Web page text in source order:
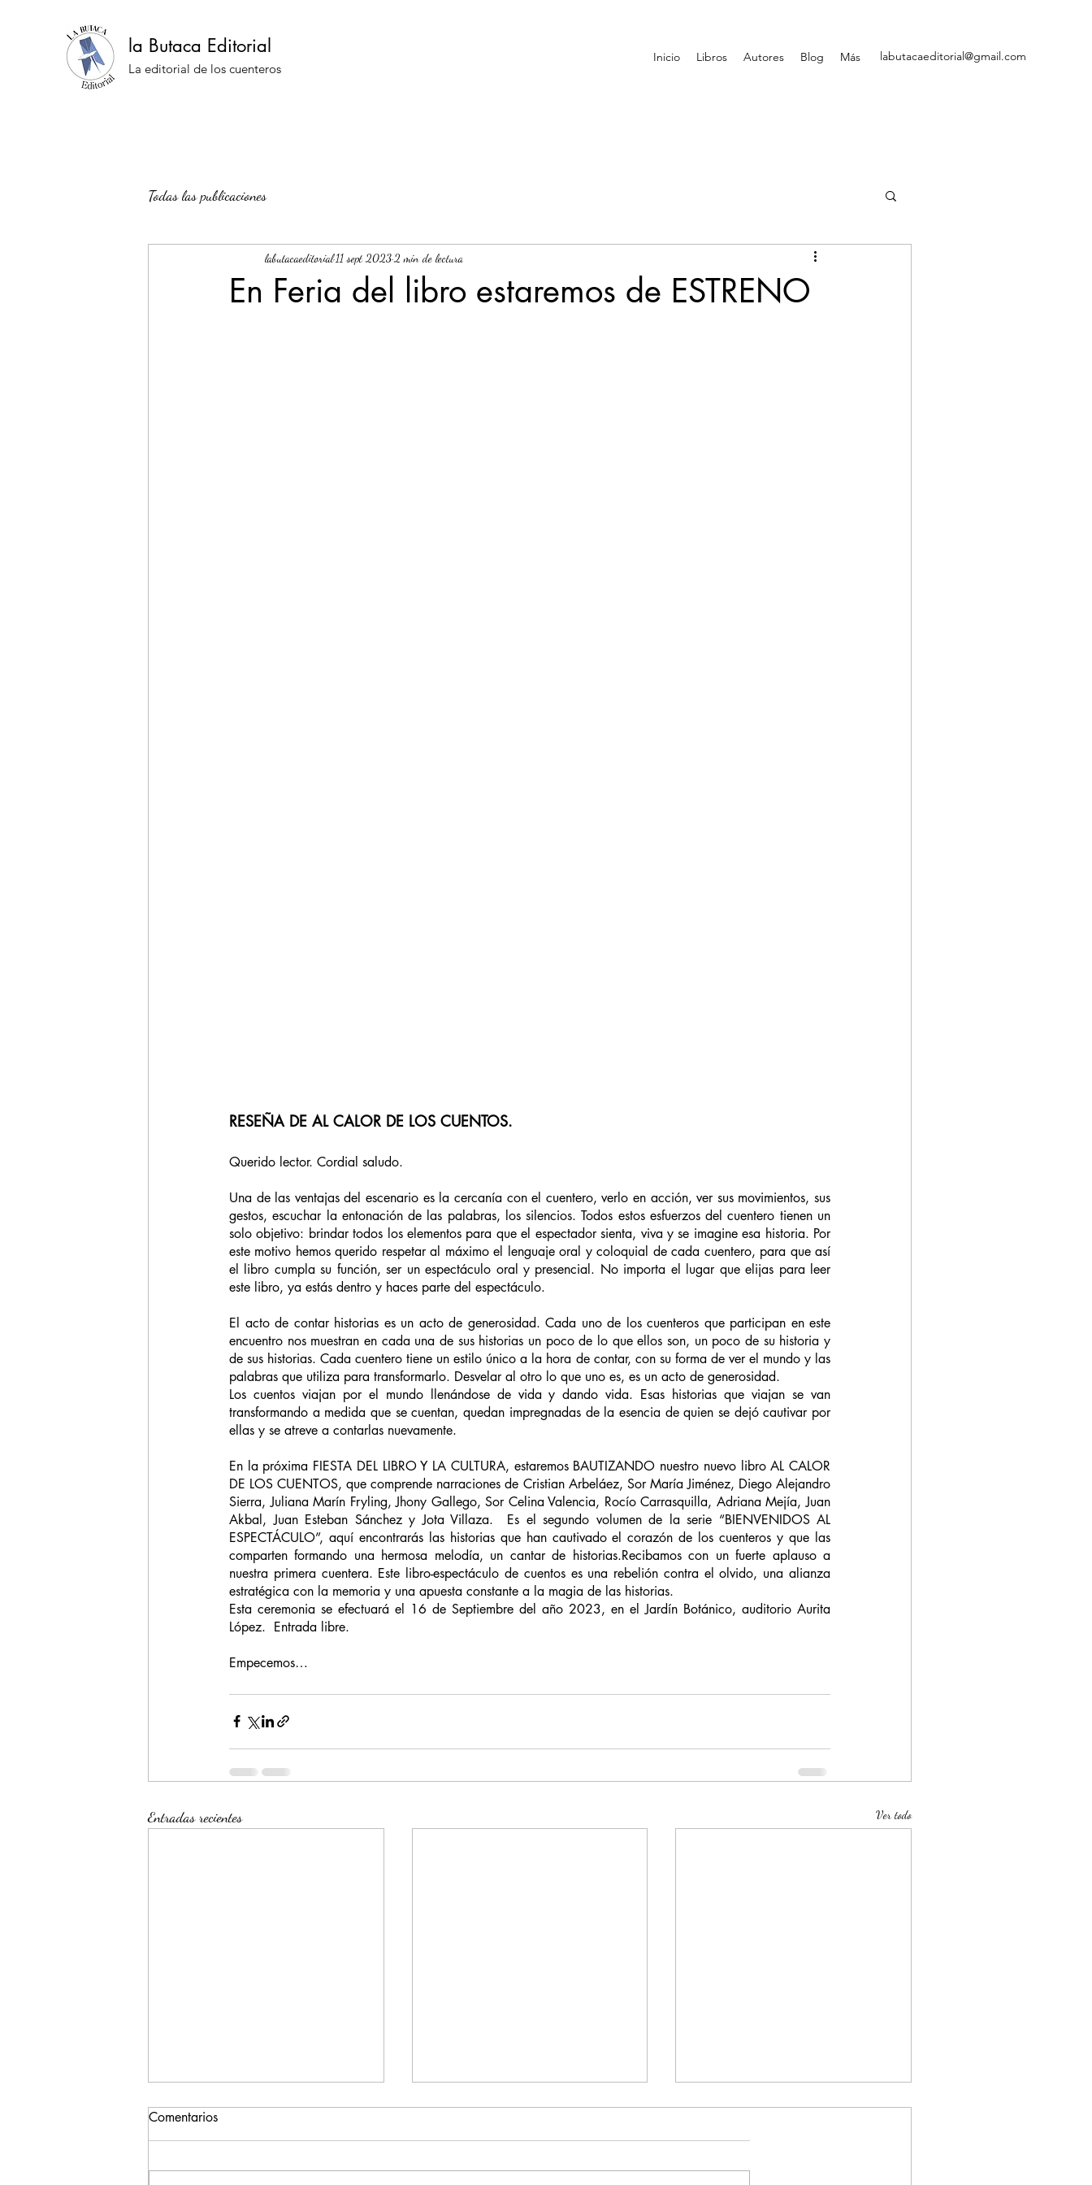
la Butaca Editorial
La editorial de los cuenteros
Inicio Libros Autores Blog Más labutacaeditorial@gmail.com
Todas las publicaciones
En Feria del libro estaremos de ESTRENO
labutacaeditorial 11 sept 20232 min de lectura
RESEÑA DE AL CALOR DE LOS CUENTOS.
Querido lector. Cordial saludo.
Una de las ventajas del escenario es la cercanía con el cuentero, verlo en acción, ver sus movimientos, sus
gestos, escuchar la entonación de las palabras, los silencios. Todos estos esfuerzos del cuentero tienen un
solo objetivo: brindar todos los elementos para que el espectador sienta, viva y se imagine esa historia. Por
este motivo hemos querido respetar al máximo el lenguaje oral y coloquial de cada cuentero, para que así
el libro cumpla su función, ser un espectáculo oral y presencial. No importa el lugar que elijas para leer
este libro, ya estás dentro y haces parte del espectáculo.
El acto de contar historias es un acto de generosidad. Cada uno de los cuenteros que participan en este
encuentro nos muestran en cada una de sus historias un poco de lo que ellos son, un poco de su historia y
de sus historias. Cada cuentero tiene un estilo único a la hora de contar, con su forma de ver el mundo y las
palabras que utiliza para transformarlo. Desvelar al otro lo que uno es, es un acto de generosidad.
Los cuentos viajan por el mundo llenándose de vida y dando vida. Esas historias que viajan se van
transformando a medida que se cuentan, quedan impregnadas de la esencia de quien se dejó cautivar por
ellas y se atreve a contarlas nuevamente.
En la próxima FIESTA DEL LIBRO Y LA CULTURA, estaremos BAUTIZANDO nuestro nuevo libro AL CALOR
DE LOS CUENTOS, que comprende narraciones de Cristian Arbeláez, Sor María Jiménez, Diego Alejandro
Sierra, Juliana Marín Fryling, Jhony Gallego, Sor Celina Valencia, Rocío Carrasquilla, Adriana Mejía, Juan
Akbal, Juan Esteban Sánchez y Jota Villaza.  Es el segundo volumen de la serie “BIENVENIDOS AL
ESPECTÁCULO”, aquí encontrarás las historias que han cautivado el corazón de los cuenteros y que las
comparten formando una hermosa melodía, un cantar de historias.Recibamos con un fuerte aplauso a
nuestra primera cuentera. Este libro-espectáculo de cuentos es una rebelión contra el olvido, una alianza
estratégica con la memoria y una apuesta constante a la magia de las historias.
Esta ceremonia se efectuará el 16 de Septiembre del año 2023, en el Jardín Botánico, auditorio Aurita
López.  Entrada libre.
Empecemos…
Entradas recientes Ver todo
CONVOCATORIAS Y
Comentarios